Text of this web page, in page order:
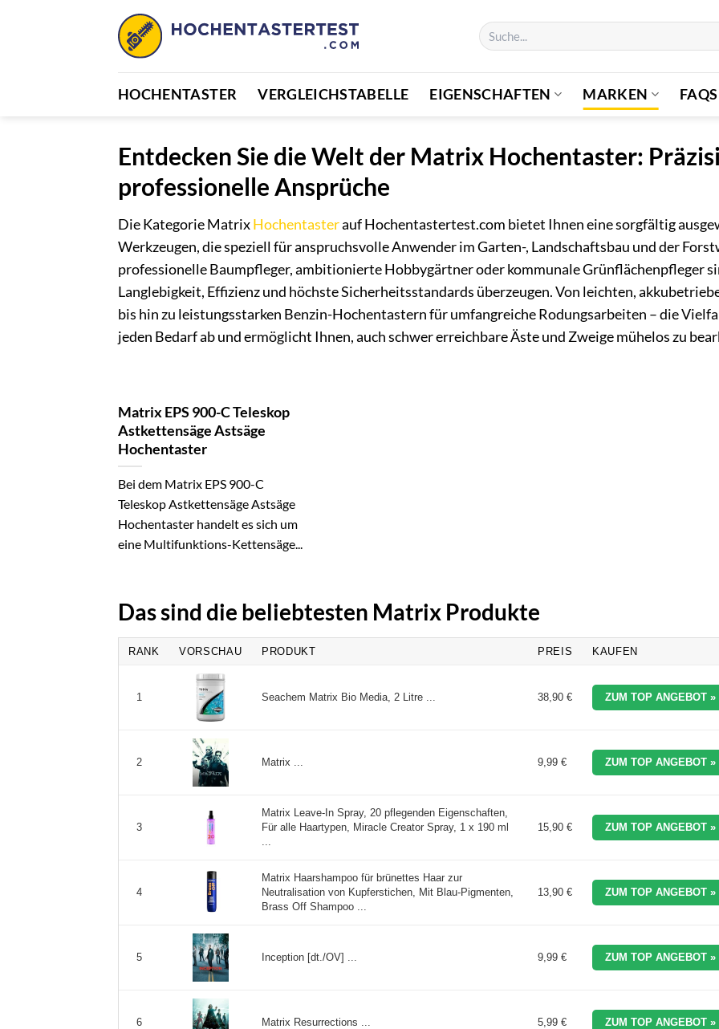
Suchen
nach:
HOCHENTASTER VERGLEICHSTABELLE EIGENSCHAFTEN MARKEN FAQS
Entdecken Sie die Welt der Matrix Hochentaster:
professionelle Ansprüche
Die Kategorie MatrixHochentasterauf Hochentastertest.com bietet Ihnen eine sorgfältig
Werkzeugen, die speziell für anspruchsvolle Anwender im Garten-, Landschaftsbau und der
professionelle Baumpfleger, ambitionierte Hobbygärtner oder kommunale Grünflächenpfleger
Langlebigkeit, Effizienz und höchste Sicherheitsstandards überzeugen. Von leichten,
bis hin zu leistungsstarken Benzin-Hochentastern für umfangreiche Rodungsarbeiten – die
jeden Bedarf ab und ermöglicht Ihnen, auch schwer erreichbare Äste und Zweige mühelos zu
Matrix EPS 900-C Teleskop
Astkettensäge Astsäge
Hochentaster
Bei dem Matrix EPS 900-C
Teleskop Astkettensäge Astsäge
Hochentaster handelt es sich um
eine Multifunktions-Kettensäge...
Das sind die beliebtesten Matrix Produkte
RANK VORSCHAU PRODUKT PREIS KAUFEN
1 Seachem Matrix Bio Media, 2 Litre ... 38,90 € ZUM TOP ANGEBOT »
2 Matrix ... 9,99 € ZUM TOP ANGEBOT »
3
Matrix Leave-In Spray, 20 pflegenden Eigenschaften,
Für alle Haartypen, Miracle Creator Spray, 1 x 190 ml
15,90 € ZUM TOP ANGEBOT »
4
Matrix Haarshampoo für brünettes Haar zur
Neutralisation von Kupferstichen, Mit Blau-Pigmenten,
Brass Off Shampoo ...
13,90 € ZUM TOP ANGEBOT »
5 Inception [dt./OV] ... 9,99 € ZUM TOP ANGEBOT »
6 Matrix Resurrections ... 5,99 € ZUM TOP ANGEBOT »